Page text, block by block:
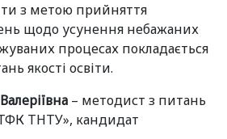
з метою прийняття
щодо усунення небажаних
процесах покладається
якості освіти.
– методист з питань
ТНТУ», кандидат